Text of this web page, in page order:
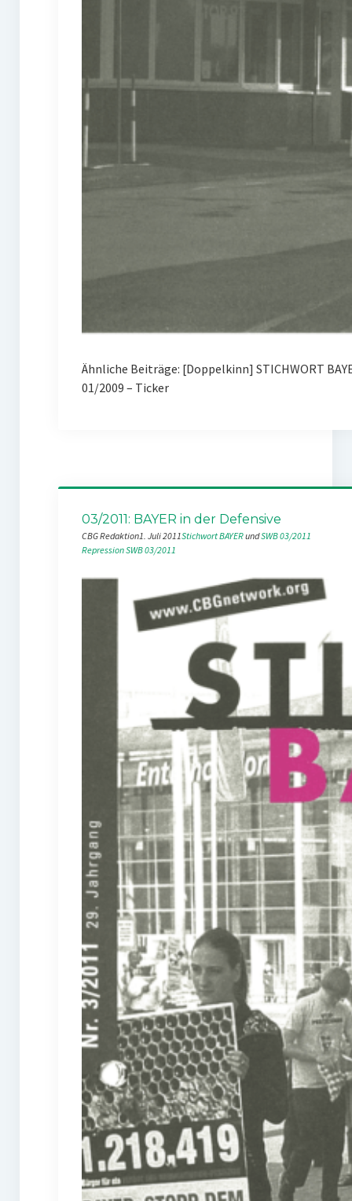
Ähnliche Beiträge: [Doppelkinn] STICHWORT
01/2009 – Ticker
03/2011: BAYER in der Defensive
CBG Redaktion1. Juli 2011Stichwort BAYER und SWB 03/2011
RepressionSWB 03/2011